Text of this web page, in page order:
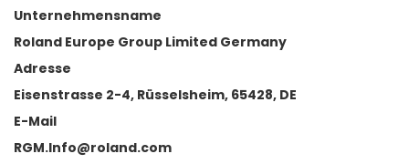
Unternehmensname
Roland Europe Group Limited Germany
Adresse
Eisenstrasse 2-4, Rüsselsheim, 65428, DE
E-Mail
RGM.Info@roland.com